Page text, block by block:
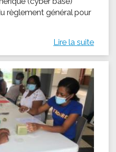
règlement général pour
Lire la suite